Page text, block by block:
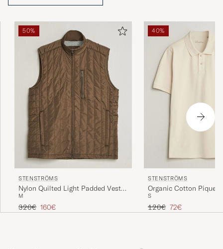
50%
STENSTRÖMS
Nylon Quilted Light Padded Vest
Olive
M
Reguliere prijs
320€ Verlaagd prijs
160€
40%
STENSTRÖMS
Organic Cotton Piquet
Beige
S
Reguliere prijs
120€ Verlaagd prijs
72€